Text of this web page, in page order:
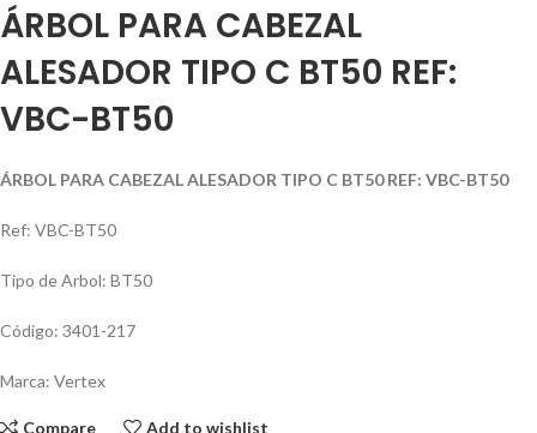
ÁRBOL PARA CABEZAL
ALESADOR TIPO C BT50 REF:
VBC-BT50
ÁRBOL PARA CABEZAL ALESADOR TIPO C BT50 REF: VBC-BT50
Ref: VBC-BT50
Tipo de Arbol: BT50
Código: 3401-217
Marca: Vertex
Compare Add to wishlist